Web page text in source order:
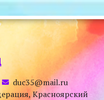
duc35@mail.ru
Красноярский